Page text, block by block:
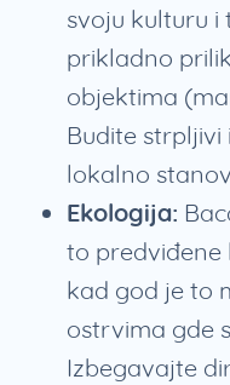
svoju kulturu i
prikladno
objektima
Budite strpljivi
lokalno
Ekologija:
to predviđene
kad god je to
ostrvima gde
Izbegavajte